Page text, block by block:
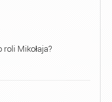
Mikołaja?